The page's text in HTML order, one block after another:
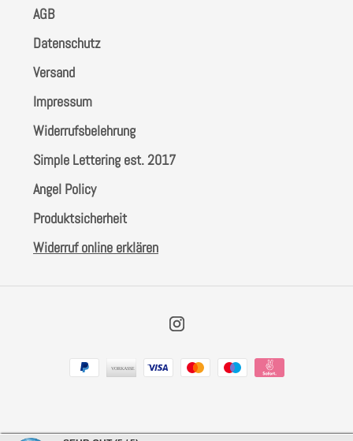
AGB
Datenschutz
Versand
Impressum
Widerrufsbelehrung
Simple Lettering est. 2017
Angel Policy
Produktsicherheit
Widerruf online erklären
Zahlungsarten